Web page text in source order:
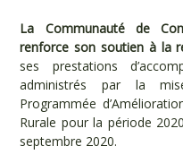
La Communauté de
renforce son soutien à la
ses prestations
administrés par la
Programmée
Rurale pour la période
septembre 2020.